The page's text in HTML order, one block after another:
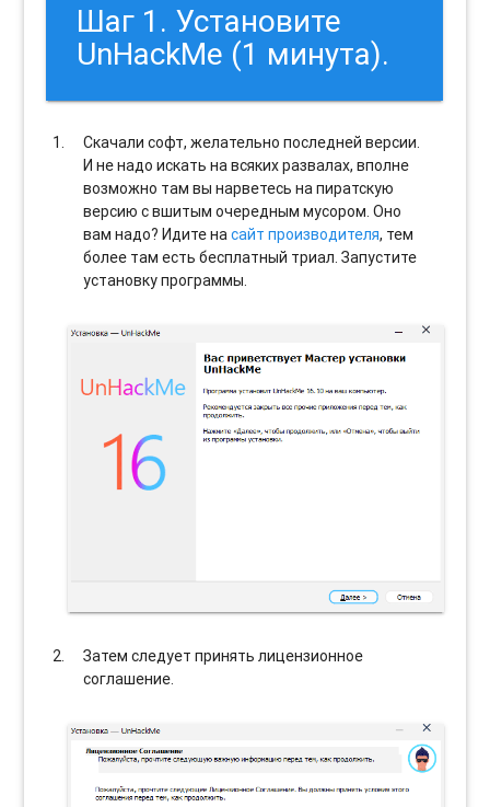
Шаг 1. Установите
UnHackMe (1 минута).
Скачали софт, желательно последней версии.
И не надо искать на всяких развалах, вполне
возможно там вы нарветесь на пиратскую
версию с вшитым очередным мусором. Оно
вам надо? Идите насайт производителя, тем
более там есть бесплатный триал. Запустите
установку программы.
Затем следует принять лицензионное
соглашение.